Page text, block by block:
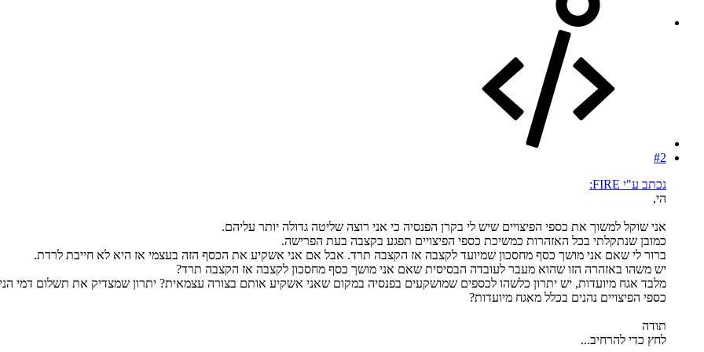
#2
נכתב ע"י FIRE:
הי,
אני שוקל למשוך את כספי הפיצויים שיש לי בקרן הפנסיה כי אני רוצה שליטה גדולה יותר עליהם.
כמובן שנתקלתי בכל האזהרות כמשיכת כספי הפיצויים תפגע בקצבה בעת הפרישה.
ברור לי שאם אני מושך כסף מחסכון שמיועד לקצבה אז הקצבה תרד. אבל אם אני אשקיע את הכסף הזה בעצמי אז היא לא חייבת לרדת.
יש משהו באזהרה הזו שהוא מעבר לעובדה הבסיסית שאם אני מושך כסף מחסכון לקצבה אז הקצבה תרד?
מלבד אגח מיועדות, יש יתרון כלשהו לכספים שמושקעים בפנסיה במקום שאני אשקיע אותם בצורה עצמאית? יתרון שמצדיק את תשלום דמי
כספי הפיצויים נהנים בכלל מאגח מיועדות?
תודה
לחץ כדי להרחיב...